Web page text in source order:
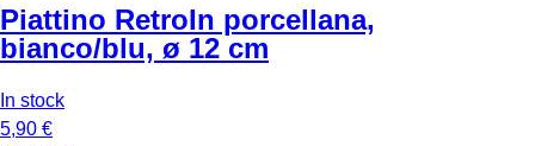
Piattino RetroIn porcellana,
bianco/blu, ø 12 cm
In stock
5,90 €